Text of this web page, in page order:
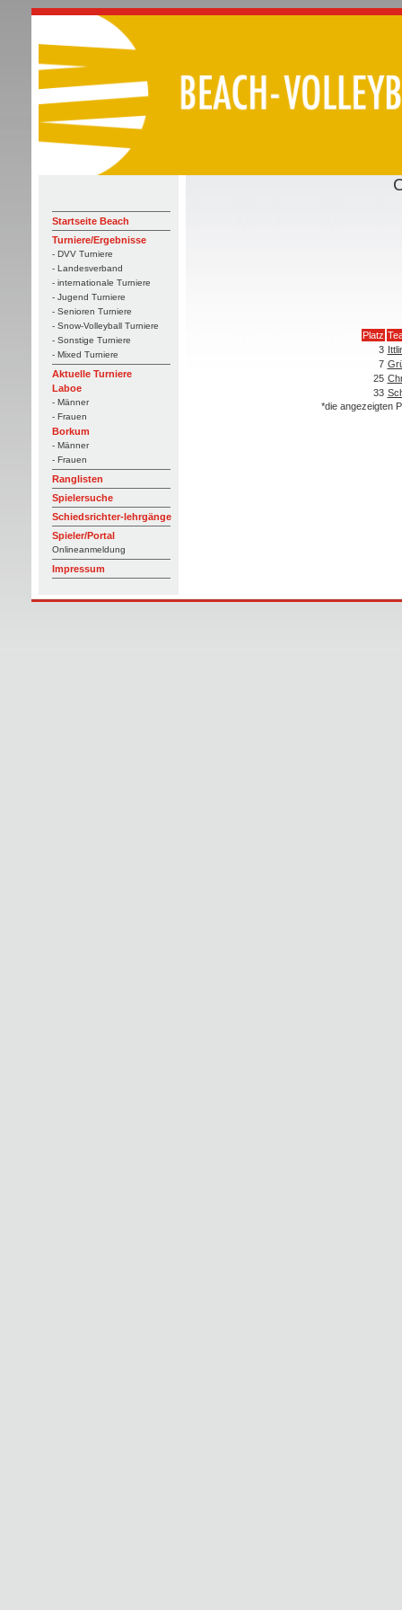
Startseite Beach
Turniere/Ergebnisse
- DVV Turniere
- Landesverband
- internationale Turniere
- Jugend Turniere
- Senioren Turniere
- Snow-Volleyball Turniere
- Sonstige Turniere
- Mixed Turniere
Aktuelle Turniere
Laboe
- Männer
- Frauen
Borkum
- Männer
- Frauen
Ranglisten
Spielersuche
Schiedsrichter-lehrgänge
Spieler/Portal
Onlineanmeldung
Impressum
Platz
3
7
25
33
*die angezeigten